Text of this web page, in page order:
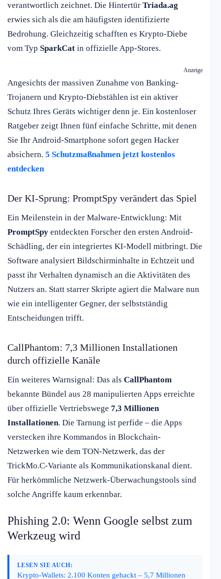
verantwortlich zeichnet. Die Hintertür Triada.ag
erwies sich als die am häufigsten identifizierte
Bedrohung. Gleichzeitig schafften es Krypto-Diebe
vom Typ SparkCat in offizielle App-Stores.
Anzeige
Angesichts der massiven Zunahme von Banking-
Trojanern und Krypto-Diebstählen ist ein aktiver
Schutz Ihres Geräts wichtiger denn je. Ein kostenloser
Ratgeber zeigt Ihnen fünf einfache Schritte, mit denen
Sie Ihr Android-Smartphone sofort gegen Hacker
absichern. 5 Schutzmaßnahmen jetzt kostenlos
entdecken
Der KI-Sprung: PromptSpy verändert das Spiel
Ein Meilenstein in der Malware-Entwicklung: Mit
PromptSpy entdeckten Forscher den ersten Android-
Schädling, der ein integriertes KI-Modell mitbringt. Die
Software analysiert Bildschirminhalte in Echtzeit und
passt ihr Verhalten dynamisch an die Aktivitäten des
Nutzers an. Statt starrer Skripte agiert die Malware nun
wie ein intelligenter Gegner, der selbstständig
Entscheidungen trifft.
CallPhantom: 7,3 Millionen Installationen
durch offizielle Kanäle
Ein weiteres Warnsignal: Das als CallPhantom
bekannte Bündel aus 28 manipulierten Apps erreichte
über offizielle Vertriebswege 7,3 Millionen
Installationen. Die Tarnung ist perfide – die Apps
verstecken ihre Kommandos in Blockchain-
Netzwerken wie dem TON-Netzwerk, das der
TrickMo.C-Variante als Kommunikationskanal dient.
Für herkömmliche Netzwerk-Überwachungstools sind
solche Angriffe kaum erkennbar.
Phishing 2.0: Wenn Google selbst zum
Werkzeug wird
LESEN SIE AUCH:
Krypto-Wallets: 2.100 Konten gehackt – 5,7 Millionen